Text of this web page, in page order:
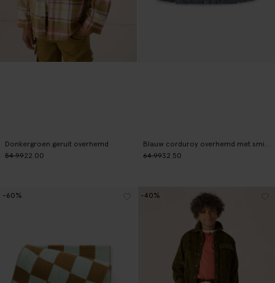
Donkergroen geruit overhemd
54.9922.00
Blauw corduroy overhemd met smileys
64.9932.50
-60% -40%